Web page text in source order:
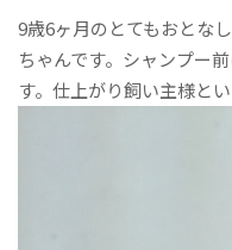
9歳6ヶ月のとてもおとな
ちゃんです。シャンプー
す。仕上がり飼い主様と